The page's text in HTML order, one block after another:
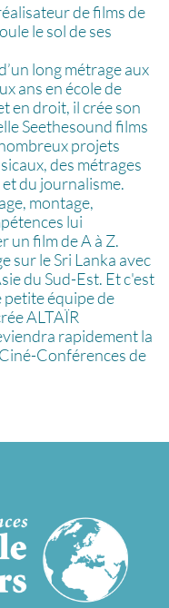
de films de
le sol de ses
long métrage aux
ans en école de
en droit, il crée son
Seethesound films
projets
des métrages
du journalisme.
montage,
lui
un film de A à Z.
sur le Sri Lanka avec
du Sud-Est. Et c'est
petite équipe de
ALTAÏR
rapidement la
Conférences de